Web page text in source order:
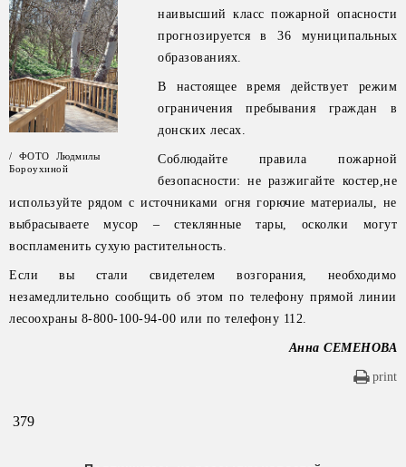
/ ФОТО Людмилы
Бороухиной
наивысший класс пожарной опасности
прогнозируется в 36 муниципальных
образованиях.
В настоящее время действует режим
ограничения пребывания граждан в
донских лесах.
Соблюдайте правила пожарной
безопасности: не разжигайте костер,не
используйте рядом с источниками огня горючие материалы, не
выбрасываете мусор – стеклянные тары, осколки могут
воспламенить сухую растительность.
Если вы стали свидетелем возгорания, необходимо
незамедлительно сообщить об этом по телефону прямой линии
лесоохраны 8-800-100-94-00 или по телефону 112.
Анна СЕМЕНОВА
print
379